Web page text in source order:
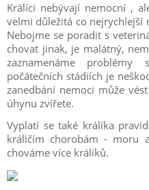
Králíci nebývají nemocní ,
velmi důležitá co nejrychlejší
Nebojme se poradit s
chovat jinak, je malátný,
zaznamenáme
počátečních stádiích je
zanedbání nemoci může
úhynu zvířete.
Vyplatí se také králíka
králičím chorobám - moru
chováme více králíků.